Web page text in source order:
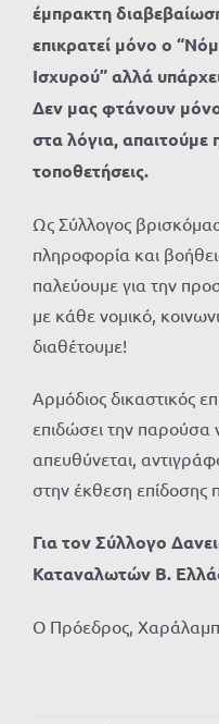
έμπρακτη
επικρατεί μόνο ο
Ισχυρού” αλλά
Δεν μας φτάνουν
στα λόγια, απαιτούμε
τοποθετήσεις.
Ως Σύλλογος
πληροφορία και
παλεύουμε για την
με κάθε νομικό,
διαθέτουμε!
Αρμόδιος δικαστικός
επιδώσει την παρούσα
απευθύνεται,
στην έκθεση επίδοσης
Για τον Σύλλογο
Καταναλωτών Β.
Ο Πρόεδρος,